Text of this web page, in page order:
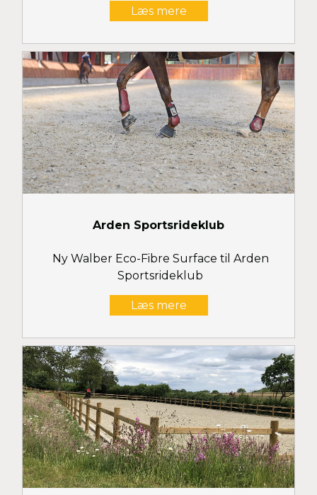
Læs mere
Arden Sportsrideklub
Ny Walber Eco-Fibre Surface til Arden
Sportsrideklub
Læs mere